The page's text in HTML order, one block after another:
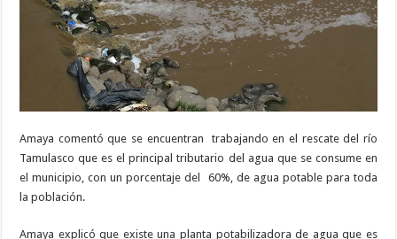
Amaya comentó que se encuentran
trabajando en el rescate del río
Tamulasco que es el principal tributario del agua que se consume en
el municipio, con un porcentaje del
60%, de agua potable para toda
la población.
Amaya explicó que existe una planta potabilizadora de agua que es